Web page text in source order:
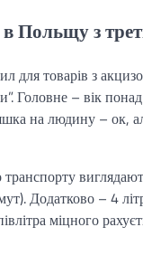
Польщу з
товарів з
Головне – вік
на людину – ок,
Додатково – 4
міцного